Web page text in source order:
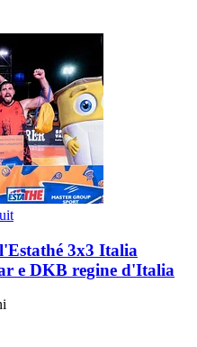
3x3 Italia
e DKB regine d'Italia